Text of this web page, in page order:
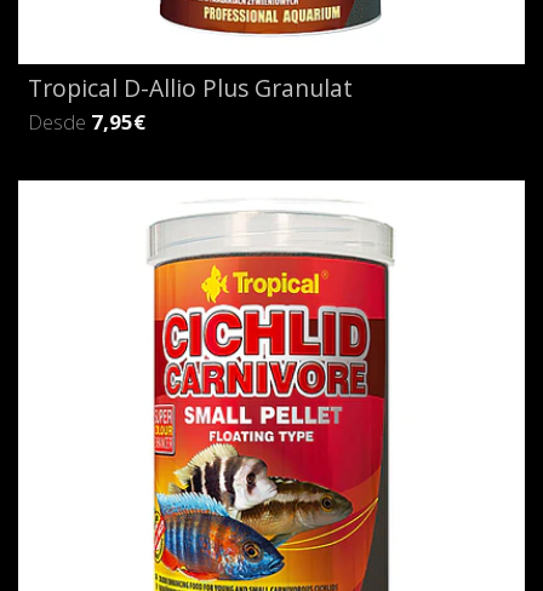
Tropical D-Allio Plus Granulat
Desde 7,95€